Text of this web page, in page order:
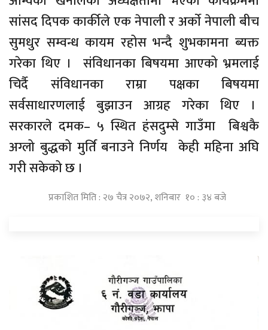
सांसद दिपक कार्कीले एक नेपाली र अर्काे नेपाली बीच
सुमधुर सम्वन्ध कायम रहोस भन्दै शुभकामना ब्यक्त
गरेका थिए । संविधानका बिषयमा आएको भ्रमलाई
चिर्दै संविधानका राम्रा पक्षका बिषयमा
सर्वसाधारणलाई बुझाउन आग्रह गरेका थिए ।
सरकारले दमक– ५ स्थित हंसदुम्से गाउँमा बिश्वकै
अग्लो बुद्धको मुर्ति बनाउने निर्णय केही महिना अघि
गरी सकेको छ ।
प्रकाशित मिति : २७ चैत्र २०७२, शनिबार १० : ३४ बजे